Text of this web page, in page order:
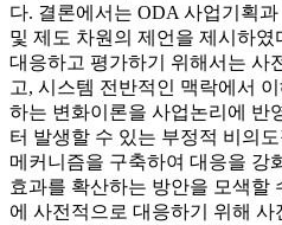
다. 결론에서는 ODA 사업기획
및 제도 차원의 제언을 제시하
대응하고 평가하기 위해서는 사
고, 시스템 전반적인 맥락에서
하는 변화이론을 사업논리에 반
터 발생할 수 있는 부정적 비의
메커니즘을 구축하여 대응을 강
효과를 확산하는 방안을 모색할
에 사전적으로 대응하기 위해 사